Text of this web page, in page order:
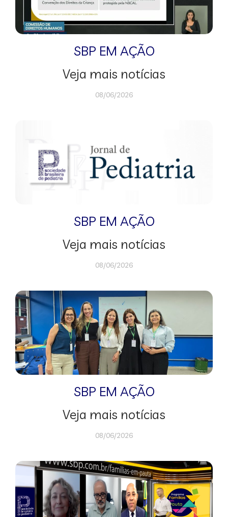
SBP EM AÇÃO
Veja mais notícias
08/06/2026
SBP EM AÇÃO
Veja mais notícias
08/06/2026
SBP EM AÇÃO
Veja mais notícias
08/06/2026